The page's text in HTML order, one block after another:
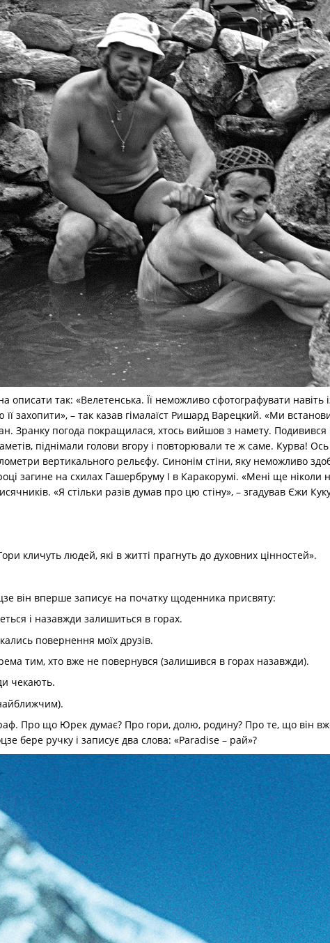
описати так: «Велетенська. Її неможливо сфотографувати навіть
її захопити», – так казав гімалаїст Ришард Варецкий. «Ми
Зранку погода покращилася, хтось вийшов з намету. Подивився
піднімали голови вгору і повторювали те ж саме. Курва!
вертикального рельєфу. Синонім стіни, яку неможливо
загине на схилах Гашербруму I в Каракорумі. «Мені ще
«Я стільки разів думав про цю стіну», – згадував Єжи
кличуть людей, які в житті прагнуть до духовних цінностей».
він вперше записує на початку щоденника присвяту:
і назавжди залишиться в горах.
повернення моїх друзів.
тим, хто вже не повернувся (залишився в горах назавжди).
чекають.
Про що Юрек думає? Про гори, долю, родину? Про те, що він
бере ручку і записує два слова: «Paradise – рай»?